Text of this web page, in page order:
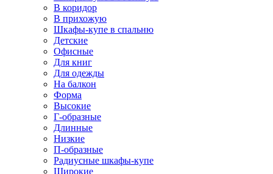
В коридор
В прихожую
Шкафы-купе в спальню
Детские
Офисные
Для книг
Для одежды
На балкон
Форма
Высокие
Г-образные
Длинные
Низкие
П-образные
Радиусные шкафы-купе
Широкие